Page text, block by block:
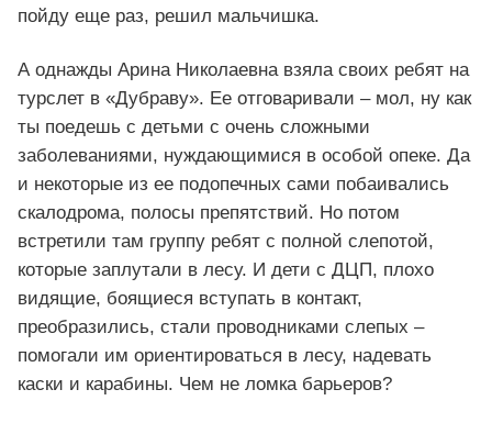
пойду еще раз, решил мальчишка.
А однажды Арина Николаевна взяла своих ребят на
турслет в «Дубраву». Ее отговаривали – мол, ну как
ты поедешь с детьми с очень сложными
заболеваниями, нуждающимися в особой опеке. Да
и некоторые из ее подопечных сами побаивались
скалодрома, полосы препятствий. Но потом
встретили там группу ребят с полной слепотой,
которые заплутали в лесу. И дети с ДЦП, плохо
видящие, боящиеся вступать в контакт,
преобразились, стали проводниками слепых –
помогали им ориентироваться в лесу, надевать
каски и карабины. Чем не ломка барьеров?